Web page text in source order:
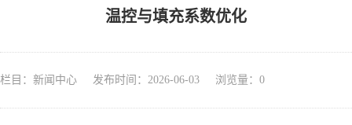
温控与填充系数优化
栏目：新闻中心 发布时间：2026-06-03 浏览量： 0